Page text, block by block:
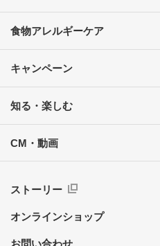
食物アレルギーケア
キャンペーン
知る・楽しむ
CM・動画
ストーリー
オンラインショップ
お問い合わせ